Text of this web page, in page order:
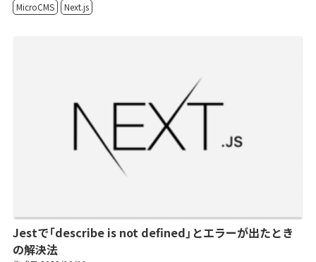
MicroCMS Next.js
Jestで「describe is not defined」とエラーが出たとき
の解決法